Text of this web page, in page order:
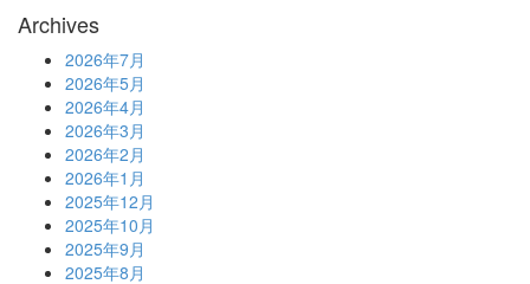
Archives
2026年7月
2026年5月
2026年4月
2026年3月
2026年2月
2026年1月
2025年12月
2025年10月
2025年9月
2025年8月